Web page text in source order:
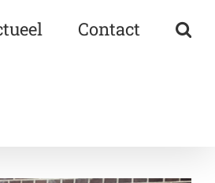
Contact